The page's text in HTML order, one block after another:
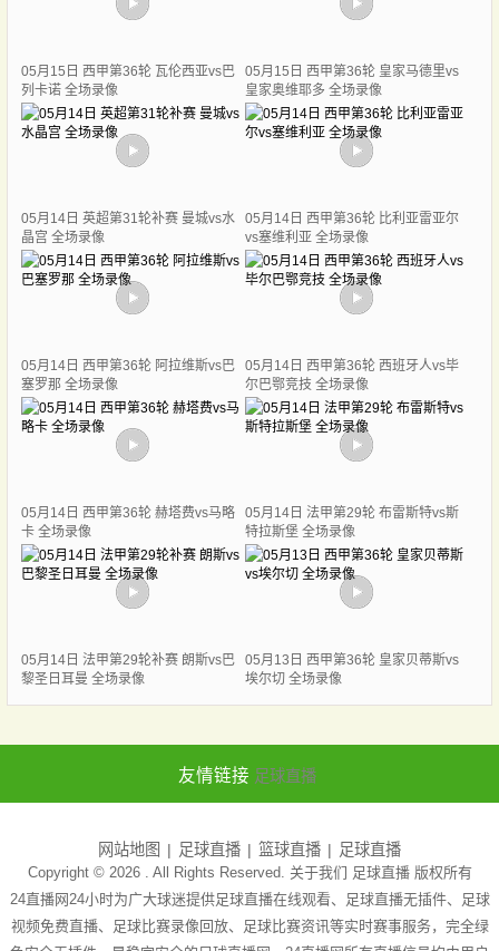
05月15日 西甲第36轮 瓦伦西亚vs巴
列卡诺 全场录像
05月15日 西甲第36轮 皇家马德里vs
皇家奥维耶多 全场录像
05月14日 英超第31轮补赛 曼城vs水
晶宫 全场录像
05月14日 西甲第36轮 比利亚雷亚尔
vs塞维利亚 全场录像
05月14日 西甲第36轮 阿拉维斯vs巴
塞罗那 全场录像
05月14日 西甲第36轮 西班牙人vs毕
尔巴鄂竞技 全场录像
05月14日 西甲第36轮 赫塔费vs马略
卡 全场录像
05月14日 法甲第29轮 布雷斯特vs斯
特拉斯堡 全场录像
05月14日 法甲第29轮补赛 朗斯vs巴
黎圣日耳曼 全场录像
05月13日 西甲第36轮 皇家贝蒂斯vs
埃尔切 全场录像
友情链接 足球直播
网站地图 足球直播 篮球直播 足球直播
Copyright © 2026 . All Rights Reserved. 关于我们 足球直播版权所有
24直播网24小时为广大球迷提供足球直播在线观看、足球直播无插件、足球
视频免费直播、足球比赛录像回放、足球比赛资讯等实时赛事服务，完全绿